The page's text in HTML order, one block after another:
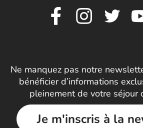
Ne manquez pas notre
bénéficier d’informations
pleinement de votre séjour
Je m'inscris à la